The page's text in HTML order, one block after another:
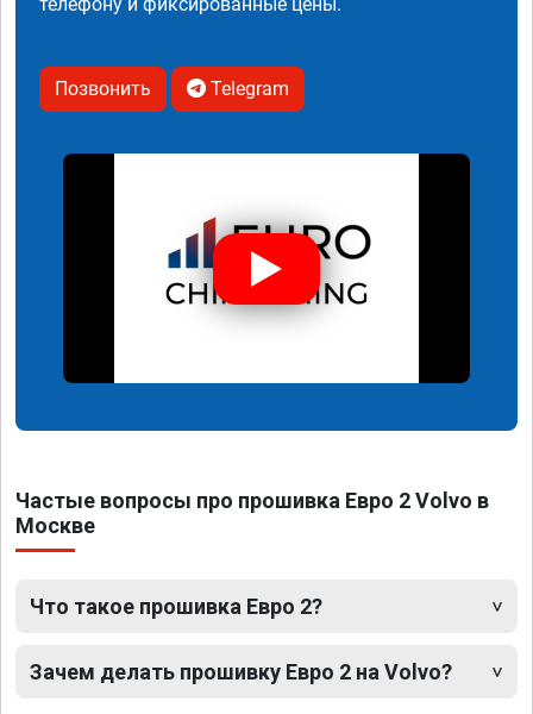
телефону и фиксированные цены.
Позвонить Telegram
Частые вопросы про прошивка Евро 2 Volvo в
Москве
Что такое прошивка Евро 2?
Зачем делать прошивку Евро 2 на Volvo?